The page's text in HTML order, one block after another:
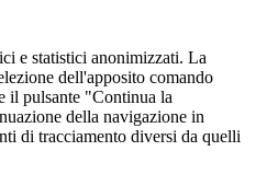
e statistici anonimizzati. La
dell'apposito comando
il pulsante "Continua la
della navigazione in
di tracciamento diversi da quelli